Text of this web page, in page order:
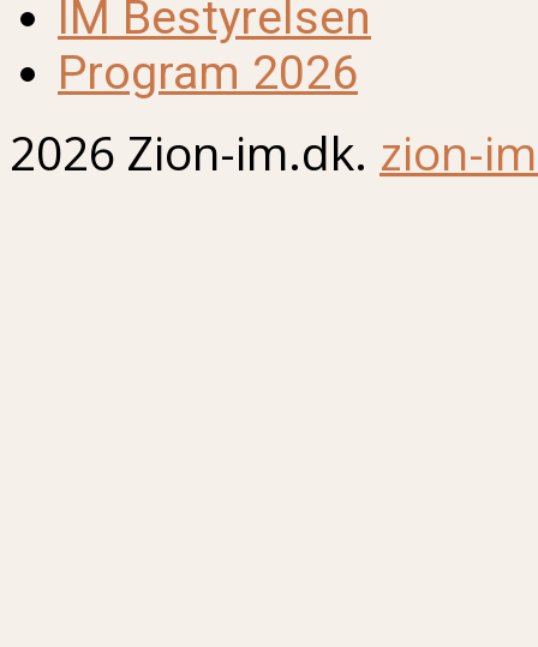
IM Bestyrelsen
Program 2026
2026 Zion-im.dk. zion-